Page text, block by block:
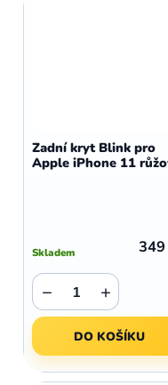
Zadní kryt Blink pro
Apple iPhone 11
Skladem 349
+
−
DO KOŠÍKU